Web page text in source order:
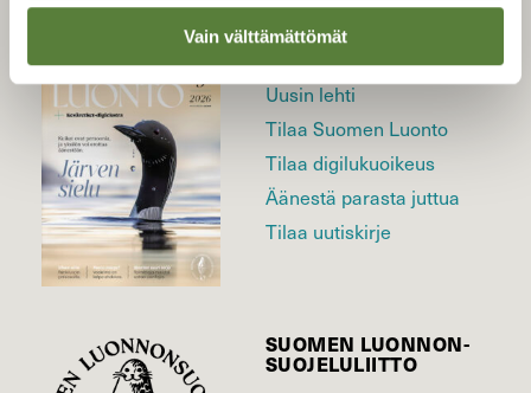
Vain välttämättömät
LEHTI
Uusin lehti
Tilaa Suomen Luonto
Tilaa digilukuoikeus
Äänestä parasta juttua
Tilaa uutiskirje
SUOMEN LUONNON­
SUOJELU­LIITTO